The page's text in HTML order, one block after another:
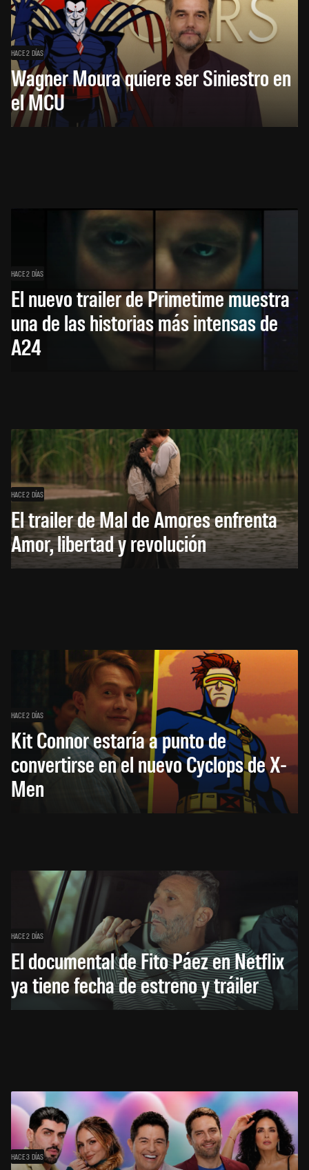
HACE 2 DÍAS
Wagner Moura quiere ser Siniestro en
el MCU
HACE 2 DÍAS
El nuevo trailer de Primetime muestra
una de las historias más intensas de
A24
HACE 2 DÍAS
El trailer de Mal de Amores enfrenta
Amor, libertad y revolución
HACE 2 DÍAS
Kit Connor estaría a punto de
convertirse en el nuevo Cyclops de X-
Men
HACE 2 DÍAS
El documental de Fito Páez en Netflix
ya tiene fecha de estreno y tráiler
HACE 3 DÍAS